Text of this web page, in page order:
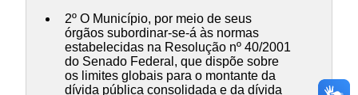
2º O Município, por meio de seus
órgãos subordinar-se-á às normas
estabelecidas na Resolução nº 40/2001
do Senado Federal, que dispõe sobre
os limites globais para o montante da
dívida pública consolidada e da dívida